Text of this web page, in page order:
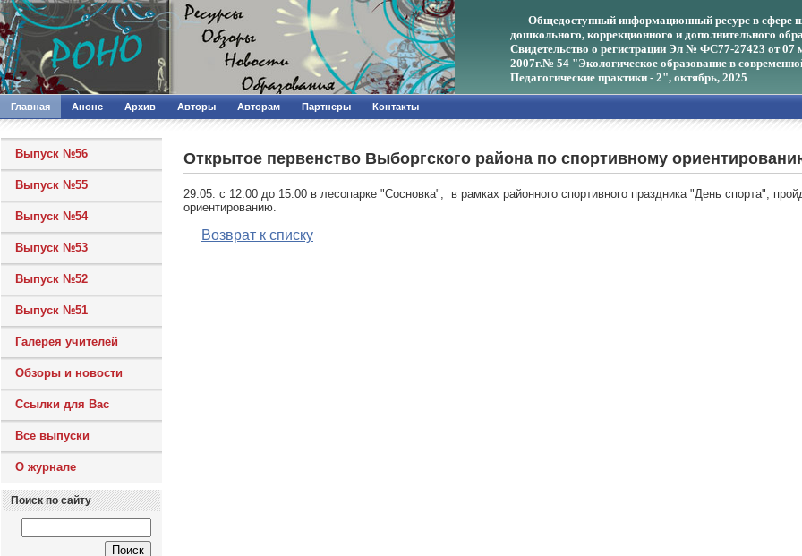
Общедоступный информационный ресурс в сфере
дошкольного, коррекционного и дополнительного
Свидетельство о регистрации Эл № ФС77-27423 от 07
2007г.№ 54 "Экологическое образование в
Педагогические практики - 2", октябрь, 2025
Главная Анонс Архив Авторы Авторам Партнеры Контакты
Выпуск №56
Выпуск №55
Выпуск №54
Выпуск №53
Выпуск №52
Выпуск №51
Галерея учителей
Обзоры и новости
Ссылки для Вас
Все выпуски
О журнале
Поиск по сайту
Открытое первенство Выборгского района по спортивному
29.05. с 12:00 до 15:00 в лесопарке "Сосновка", в рамках районного спортивного праздника "День спорта",
ориентированию.
Возврат к списку